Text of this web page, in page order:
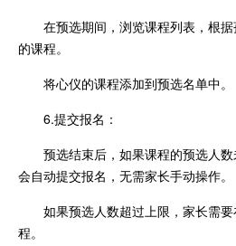
在预选期间，浏览课程列表，根
的课程。
将心仪的课程添加到预选名单中。
6.提交报名：
预选结束后，如果课程的预选人
会自动提交报名，无需家长手动操作。
如果预选人数超过上限，家长需
程。